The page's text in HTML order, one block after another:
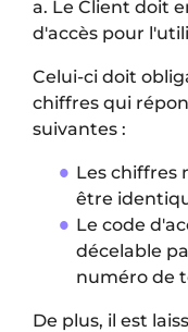
a. Le Client doit
d'accès pour
Celui-ci doit
chiffres qui
suivantes :
Les chiffres
être
Le code
décelable
numéro de
De plus, il est